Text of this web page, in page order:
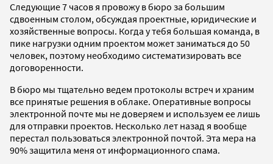
Следующие 7 часов я провожу в бюро за большим
сдвоенным столом, обсуждая проектные, юридические и
хозяйственные вопросы. Когда у тебя большая команда, в
пике нагрузки одним проектом может заниматься до 50
человек, поэтому необходимо систематизировать все
договоренности.
В бюро мы тщательно ведем протоколы встреч и храним
все принятые решения в облаке. Оперативные вопросы
электронной почте мы не доверяем и используем ее лишь
для отправки проектов. Несколько лет назад я вообще
перестал пользоваться электронной почтой. Эта мера на
90% защитила меня от информационного спама.